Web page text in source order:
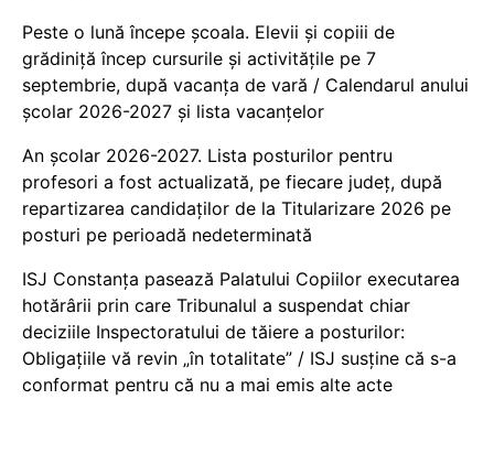
Peste o lună începe școala. Elevii și copiii de
grădiniță încep cursurile și activitățile pe 7
septembrie, după vacanța de vară / Calendarul anului
școlar 2026-2027 și lista vacanțelor
An școlar 2026-2027. Lista posturilor pentru
profesori a fost actualizată, pe fiecare județ, după
repartizarea candidaților de la Titularizare 2026 pe
posturi pe perioadă nedeterminată
ISJ Constanța pasează Palatului Copiilor executarea
hotărârii prin care Tribunalul a suspendat chiar
deciziile Inspectoratului de tăiere a posturilor:
Obligațiile vă revin „în totalitate” / ISJ susține că s-a
conformat pentru că nu a mai emis alte acte